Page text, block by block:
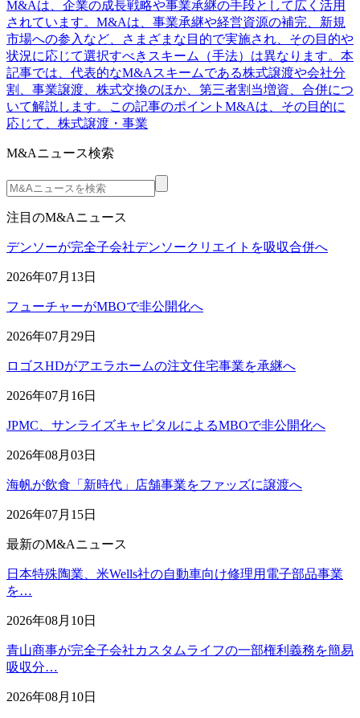
M&Aは、企業の成長戦略や事業承継の手段として広く活用
されています。M&Aは、事業承継や経営資源の補完、新規
市場への参入など、さまざまな目的で実施され、その目的や
状況に応じて選択すべきスキーム（手法）は異なります。本
記事では、代表的なM&Aスキームである株式譲渡や会社分
割、事業譲渡、株式交換のほか、第三者割当増資、合併につ
いて解説します。この記事のポイントM&Aは、その目的に
応じて、株式譲渡・事業
M&Aニュース検索
注目のM&Aニュース
デンソーが完全子会社デンソークリエイトを吸収合併へ
2026年07月13日
フューチャーがMBOで非公開化へ
2026年07月29日
ロゴスHDがアエラホームの注文住宅事業を承継へ
2026年07月16日
JPMC、サンライズキャピタルによるMBOで非公開化へ
2026年08月03日
海帆が飲食「新時代」店舗事業をファッズに譲渡へ
2026年07月15日
最新のM&Aニュース
日本特殊陶業、米Wells社の自動車向け修理用電子部品事業
を…
2026年08月10日
青山商事が完全子会社カスタムライフの一部権利義務を簡易
吸収分…
2026年08月10日